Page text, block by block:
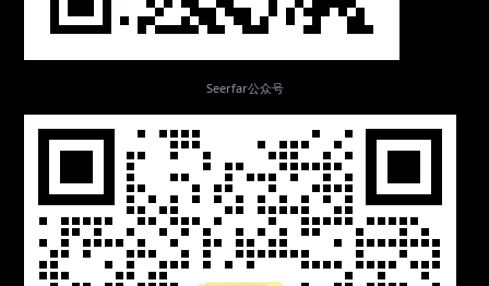
Seerfar公众号